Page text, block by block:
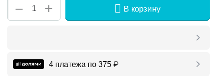
+
− В корзину
4 платежа по 375 ₽